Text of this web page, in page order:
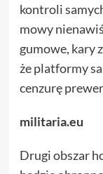
kontroli
mowy
gumowe, kary
że platformy
cenzurę
militaria.eu
Drugi obszar